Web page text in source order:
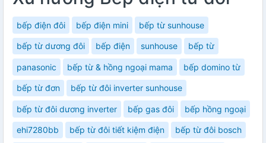
bếp điện đôi bếp điện mini bếp từ sunhouse
bếp từ dương đôi bếp điện sunhouse bếp từ
panasonic bếp từ & hồng ngoại mama bếp domino từ
bếp từ đơn bếp từ đôi inverter sunhouse
bếp từ đôi dương inverter bếp gas đôi bếp hồng ngoại
ehi7280bb bếp từ đôi tiết kiệm điện bếp từ đôi bosch